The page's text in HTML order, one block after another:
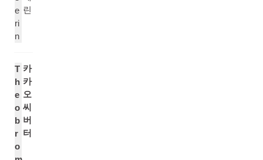
e
ri
n
린
T
h
e
o
b
r
o
카
카
오
씨
버
터